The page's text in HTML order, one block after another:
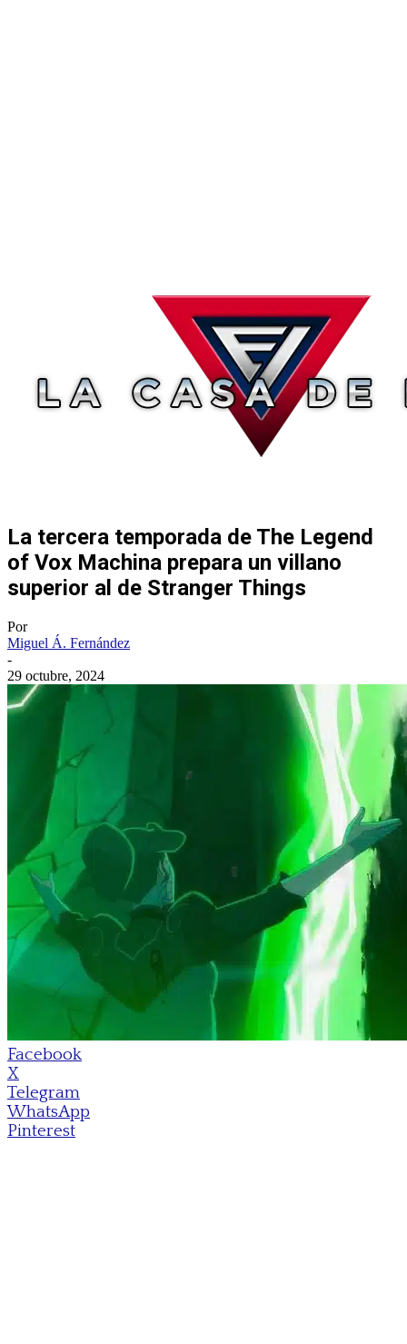
La tercera temporada de The Legend
of Vox Machina prepara un villano
superior al de Stranger Things
Por
Miguel Á. Fernández
-
29 octubre, 2024
Facebook
X
Telegram
WhatsApp
Pinterest